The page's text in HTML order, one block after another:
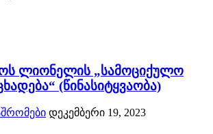
ლიონელის „სამოციქულო
(წინასიტყვაობა)
დეკემბერი 19, 2023